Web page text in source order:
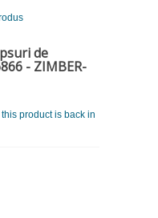
de
- ZIMBER-
product is back in